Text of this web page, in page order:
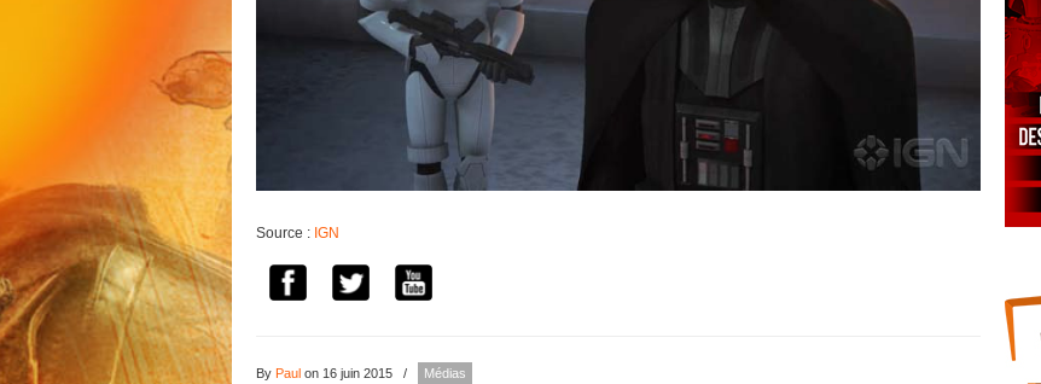
Source : IGN
By Paul on 16 juin 2015 / Médias